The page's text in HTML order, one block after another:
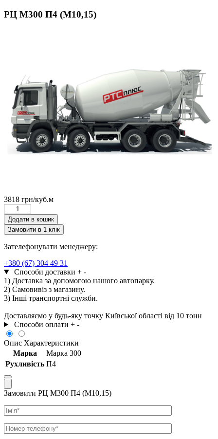
РЦ М300 П4 (М10,15)
3818 грн/куб.м
М300
П4
(М10,15)
кількість
Додати в кошик
Замовити в 1 клік
Зателефонувати менеджеру:
+380 (67) 304 49 31
Способи доставки + -
1) Доставка за допомогою нашого автопарку.
2) Самовивіз з магазину.
3) Інші транспортні служби.
Доставляємо у будь-яку точку Київської області від 10 тонн
Способи оплати + -
Опис Характеристики
Марка
Марка 300
Рухливість П4
Замовити РЦ М300 П4 (М10,15)
Ім’я
Телефон